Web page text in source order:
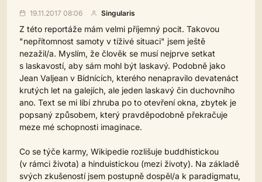
19.11.2017 08:06 Singularis
Z této reportáže mám velmi příjemný pocit. Takovou
"nepřítomnost samoty v tíživé situaci" jsem ještě
nezažil/a. Myslím, že člověk se musí nejprve setkat
s laskavostí, aby sám mohl být laskavý. Podobně jako
Jean Valjean v Bídnících, kterého nenapravilo devatenáct
krutých let na galejích, ale jeden laskavý čin duchovního
ano. Text se mi líbí zhruba po to otevření okna, zbytek je
popsaný způsobem, který pravděpodobně překračuje
meze mé schopnosti imaginace.
Co se týče karmy, Wikipedie rozlišuje buddhistickou
(v rámci života) a hinduistickou (mezi životy). Na základě
svých zkušeností jsem postupně dospěl/a k paradigmatu,